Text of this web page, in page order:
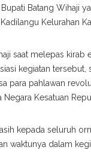
Batang Wihaji
Kelurahan
saat melepas kirab
kegiatan tersebut,
para pahlawan
Negara Kesatuan
kepada seluruh
waktunya dalam